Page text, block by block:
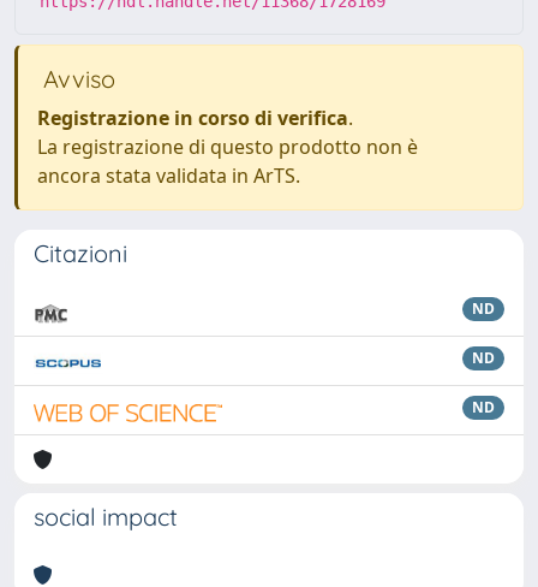
Avviso
Registrazione in corso di verifica.
La registrazione di questo prodotto non è
ancora stata validata in ArTS.
Citazioni
ND
ND
ND
social impact